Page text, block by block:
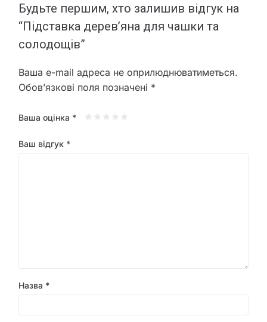
Будьте першим, хто залишив відгук на
“Підставка дерев’яна для чашки та
солодощів”
Ваша e-mail адреса не оприлюднюватиметься.
Обов’язкові поля позначені *
Ваша оцінка *
Ваш відгук *
Назва *